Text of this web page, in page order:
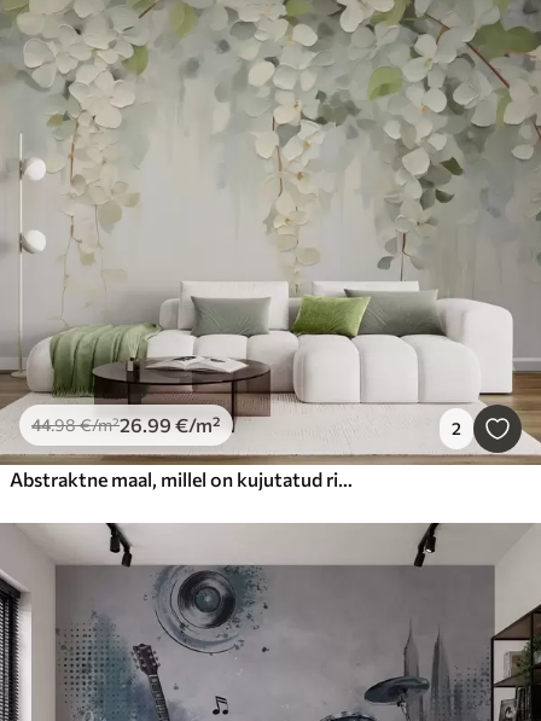
44.98€/m²26.99€/m² 2
Abstraktne maal, millel on kujutatud rippuvaid lilli